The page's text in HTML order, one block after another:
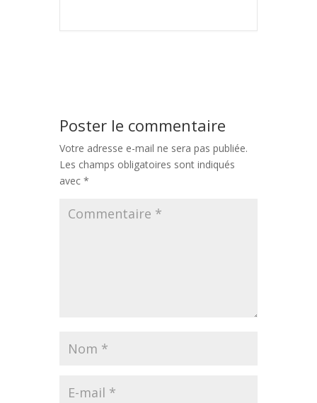
Poster le commentaire
Votre adresse e-mail ne sera pas publiée.
Les champs obligatoires sont indiqués
avec *